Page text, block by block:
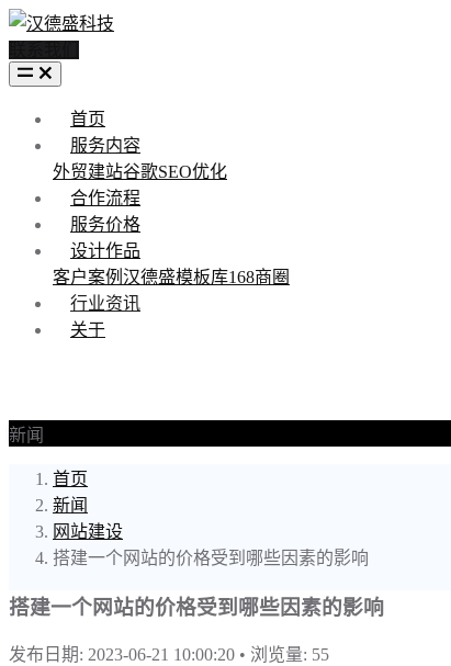
首页
服务内容
外贸建站谷歌SEO优化
合作流程
服务价格
设计作品
客户案例 汉德盛模板库168商圈
行业资讯
关于
新闻
首页
新闻
网站建设
搭建一个网站的价格受到哪些因素的影响
搭建一个网站的价格受到哪些因素的影响
发布日期: 2023-06-21 10:00:20 • 浏览量: 55